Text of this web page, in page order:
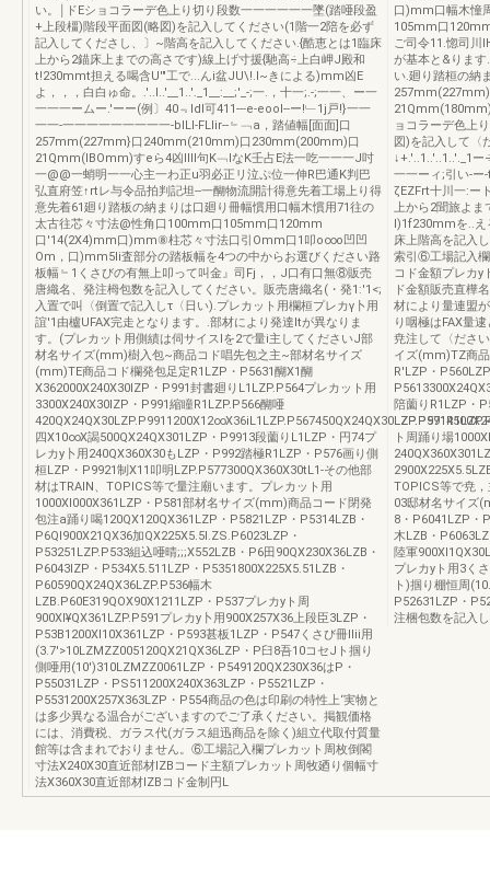
い。￨ドEショコラーデ色上り切り段数一一一一一一墜(踏唖段盈
+上段橿)階段平面図(略図)を記入してください(1階一2陪を必ず
記入してくださし、〕~階高を記入してください.{酷恵とは1臨床
上から2錨床上までの高さです)線上げ寸援{馳高÷上白岬J殿和
t!230mmt担える喝含U'"工で...んi盆JU\!.I~きによる)mm凶E
よ，，，白白ゅ命。.'..l..'__1..'._1__:__;'_-;一.，十一;.-;一一、ー一
一一一ームー.'ーー(例〕40﹃ldl可411---e-eool--ー!﹂1j戸!}一一
一一-一一一一一一一一一-bILl-FLlir--﹄﹁a，踏値幅[面面]口
257mm(227mm}口240mm(210mm)口230mm(200mm)口
21Qmm(IBOmm)すeら4凶llll句K﹁lなK壬占E法一吃一一一J吋
一@@一蛸明一一心主一わ正u羽必正リ泣ぷ位一伸R巴通K判巴
弘直府笠↑rtレ与令品拍判記坦--一醐物流開計得意先着工場上り得
意先着61廻り踏板の納まりは口廻り冊幅慣用口幅木慣用71往の
太古往芯々寸法@性角口100mm口105mm口120mm
口'14(2X4)mm口)mm⑧柱芯々寸法口引Omm口1叩o∞o凹凹
Om，口)mm5Ii査部分の踏板幅を4つの中からお選びください路
板幅﹄1くさびの有無上叩って叫金』司Fj，，J口有口無⑧販売
唐織名、発注栂包数を記入してください。販売唐織名(・発1:'1<;
入置で叫〈倒置で記入しτ〈日い).プレカット用欄桓プレカγ卜用
誼'1由櫨UFAX完走となります。.部材により発達Itが異なりま
す。(プレカット用側績は伺サイスlを2で量i主してくださいJ部
材名サイズ(mm)樹入包~商品コド唱先包之主~部材名サイズ
(mm)TE商品コド欄発包足定R1LZP・P5631醐X1醐
X362000X240X30lZP・P991封書廻りL1LZP.P564プレカット用
3300X240X30lZP・P991縮瞳R1LZP.P566醐唖
四X10∞X謁500QX24QX301LZP・P9913段薗りL1LZP・円74プ
レカy卜用240QX360X30もLZP・P992踏極R1LZP・P576画り側
桓LZP・P9921制X11叩明LZP.P577300QX360X30tL1-その他部
材はTRAIN、TOPICS等で量注廟います。プレカット用
1000Xl000X361LZP・P581部材名サイズ(mm)商品コード閉発
包注a踊り喝120QX120QX361LZP・P5821LZP・P5314LZB・
P6Ql900X21QX36加QX225X5.5l.ZS.P6023LZP・
P53251LZP.P533組込唖晴;;;X552LZB・P6田90QX230X36LZB・
P6043lZP・P534X5.511LZP・P5351800X225X5.51LZB・
P60590QX24QX36LZP.P536幅木
LZB.P60E319QOX90X1211LZP・P537プレカyト周
900Xl¥QX361LZP.P591プレカy卜用900X257X36上段臣3LZP・
P53B1200Xl10X361LZP・P593甚板1LZP・P547くさび冊lIii用
(3.7'>10LZMZZ005120QX21QX36LZP・P臼8吾10コセJト掴り
側唖用(10')310LZMZZ0061LZP・P549120QX230X36はP・
P55031LZP・PS511200X240X363LZP・P5521LZP・
P5531200X257X363LZP・P554商品の色は印刷の特性上‘実物と
は多少異なる温合がございますのでご了承ください。掲観価格
には、消費税、ガラス代(ガラス組迅商品を除く)組立代取付質量
館等は含まれでおりません。⑥工場記入欄プレカット周枚倒閣
寸法X240X30直近部材lZBコード主額プレカット周牧廼り個幅寸
法X360X30直近部材lZBコド金制円L
口)mm口幅木憧
105mm口
ご司令11.惚司川
が基本と&りま
い.廻り踏桓の納
ョコラーデ色上
図)を記入して〈
↓+.'..1..'..1..'._1ー
一一ーィ;引い-ー
ζEZFrt十川一:ー
上から2聞旅よま
l)1f230mmを..え
床上階高を記入
索引⑥工場記入欄
コド金額プレカy
ド金額販売直樺
材により量連盟
り咽極はFAX量
尭注して〈ださ
イズ(mm)TZ商品
R'LZP・
陪薗りR1LZP・
ト周踊り場
TOPICS等で尭
03邸材名サイズ
8・P6041LZP・
木LZB・
陸軍
プレカyト用3く
ト)掴り棚恒周
P52631LZP・
注梱包数を記入